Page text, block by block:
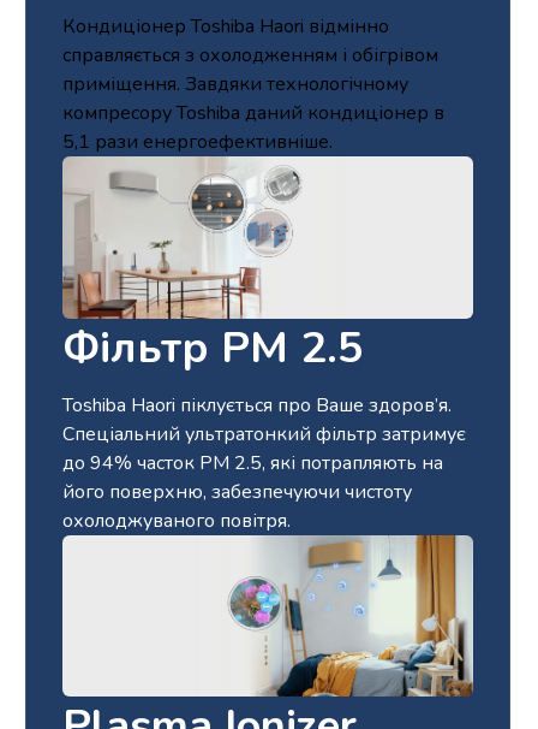
Кондиціонер Toshiba Haori відмінно
справляється з охолодженням і обігрівом
приміщення. Завдяки технологічному
компресору Toshiba даний кондиціонер в
5,1 рази енергоефективніше.
Фільтр PM 2.5
Toshiba Haori піклується про Ваше здоров’я.
Спеціальний ультратонкий фільтр затримує
до 94% часток PM 2.5, які потрапляють на
його поверхню, забезпечуючи чистоту
охолоджуваного повітря.